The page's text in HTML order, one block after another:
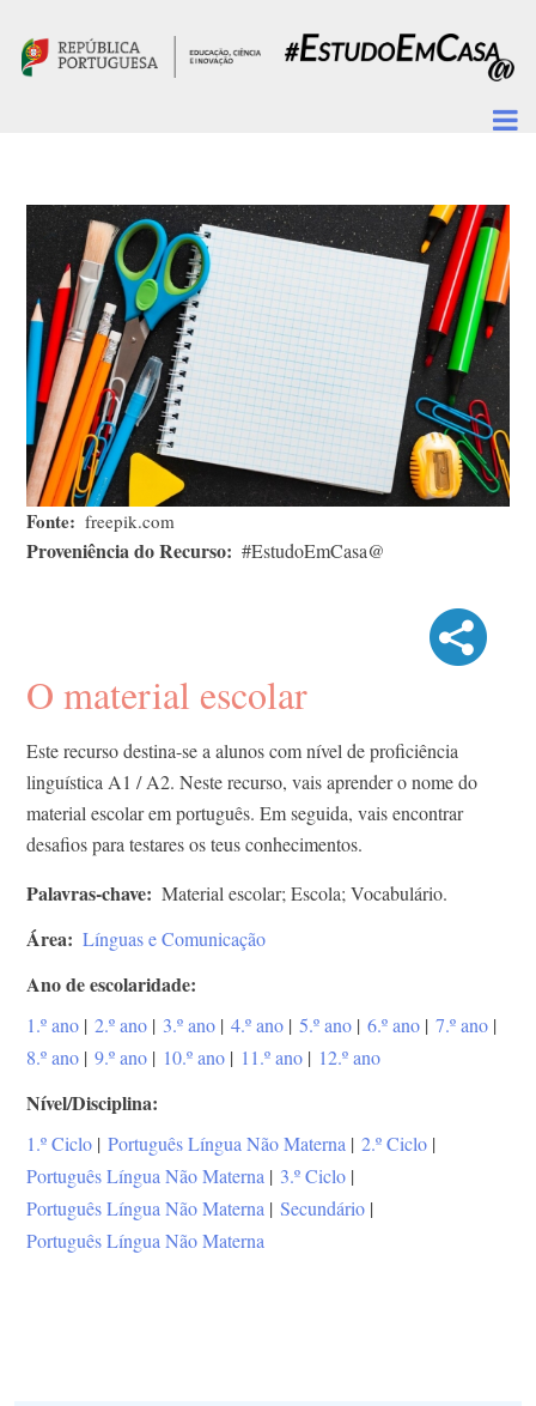
Fonte freepik.com
Proveniência do Recurso #EstudoEmCasa@
O material escolar
Este recurso destina-se a alunos com nível de proficiência
linguística A1 / A2. Neste recurso, vais aprender o nome do
material escolar em português. Em seguida, vais encontrar
desafios para testares os teus conhecimentos.
Palavras-chave Material escolar; Escola; Vocabulário.
Área Línguas e Comunicação
Ano de escolaridade
1.º ano | 2.º ano | 3.º ano | 4.º ano | 5.º ano | 6.º ano | 7.º ano |
8.º ano | 9.º ano | 10.º ano | 11.º ano | 12.º ano
Nível/Disciplina
1.º Ciclo | Português Língua Não Materna | 2.º Ciclo |
Português Língua Não Materna | 3.º Ciclo |
Português Língua Não Materna | Secundário |
Português Língua Não Materna